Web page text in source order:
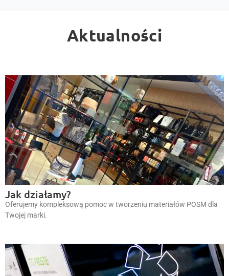
Aktualności
Jak działamy?
Oferujemy kompleksową pomoc w tworzeniu materiałów POSM dla
Twojej marki.